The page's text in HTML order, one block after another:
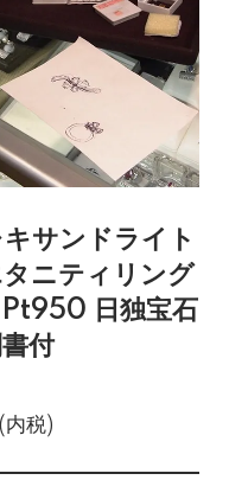
サンドライト
ニティリング
日独宝石
付
税)